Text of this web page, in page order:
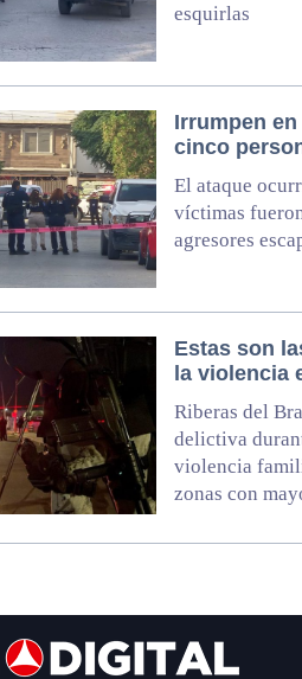
esquirlas
Irrumpen
cinco
El ataque
víctimas
agresores
Estas son
la violencia
Riberas del
delictiva
violencia
zonas con